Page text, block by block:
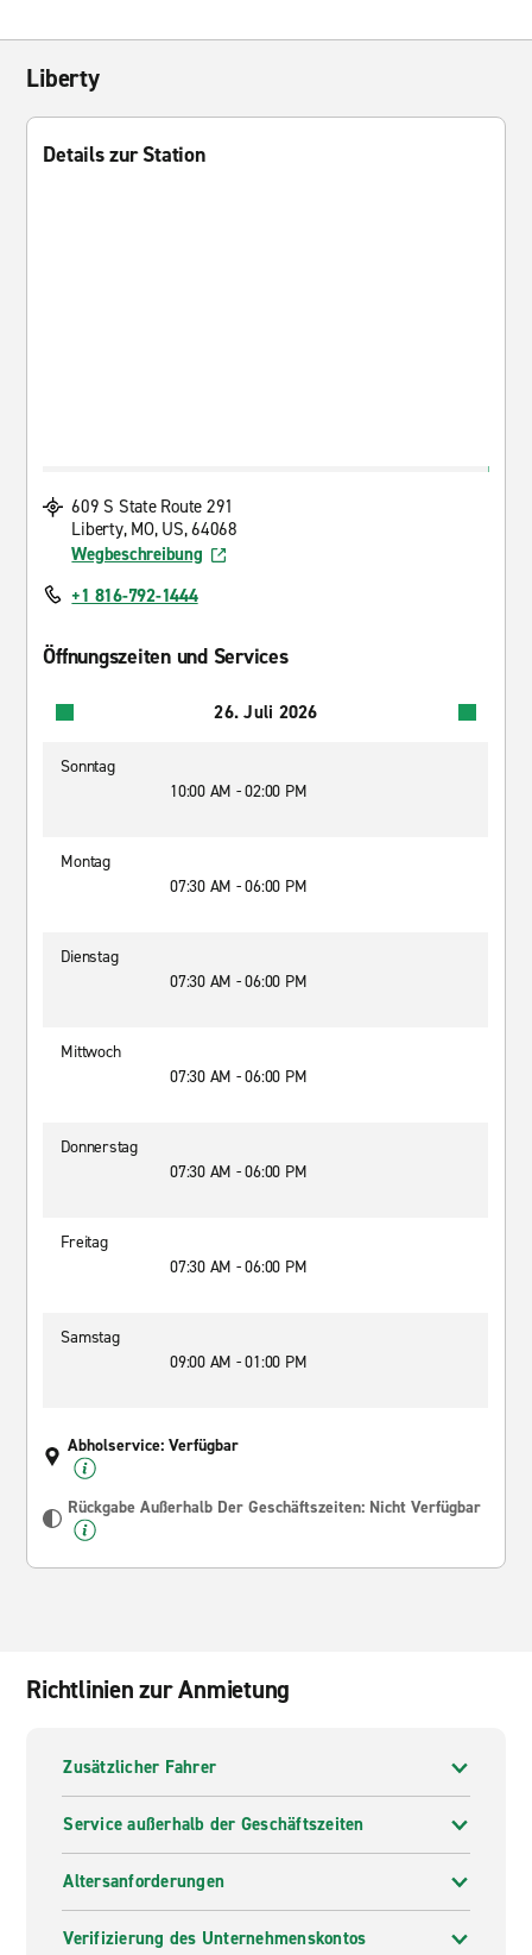
Liberty
Details zur Station
609 S State Route 291
Liberty, MO, US, 64068
Wegbeschreibung
+1 816-792-1444
Öffnungszeiten und Services
26. Juli 2026
Sonntag
10:00 AM - 02:00 PM
Montag
07:30 AM - 06:00 PM
Dienstag
07:30 AM - 06:00 PM
Mittwoch
07:30 AM - 06:00 PM
Donnerstag
07:30 AM - 06:00 PM
Freitag
07:30 AM - 06:00 PM
Samstag
09:00 AM - 01:00 PM
Abholservice: Verfügbar
Rückgabe Außerhalb Der Geschäftszeiten: Nicht Verfügbar
Richtlinien zur Anmietung
Zusätzlicher Fahrer
Service außerhalb der Geschäftszeiten
Altersanforderungen
Verifizierung des Unternehmenskontos